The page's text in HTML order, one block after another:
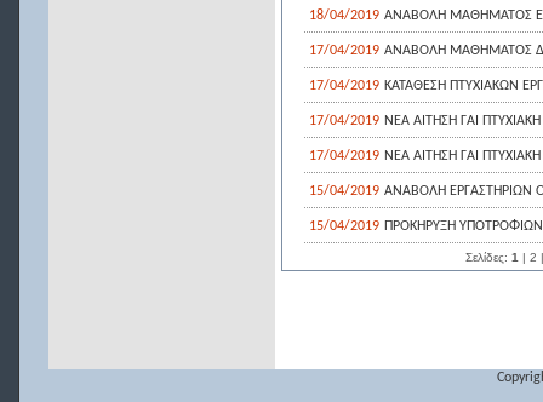
18/04/2019 ΑΝΑΒΟΛΗ ΜΑΘΗΜΑΤΟΣ
17/04/2019 ΑΝΑΒΟΛΗ ΜΑΘΗΜΑΤΟΣ
17/04/2019 ΚΑΤΑΘΕΣΗ ΠΤΥΧΙΑΚΩΝ
17/04/2019 ΝΕΑ ΑΙΤΗΣΗ ΓΑΙ
17/04/2019 ΝΕΑ ΑΙΤΗΣΗ ΓΑΙ
15/04/2019 ΑΝΑΒΟΛΗ ΕΡΓΑΣΤΗΡΙΩΝ
15/04/2019 ΠΡΟΚΗΡΥΞΗ
Σελίδες: 1 | 2